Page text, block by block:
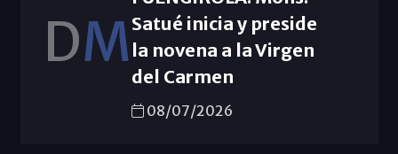
DMSatué inicia y preside
la novena a la Virgen
del Carmen
08/07/2026